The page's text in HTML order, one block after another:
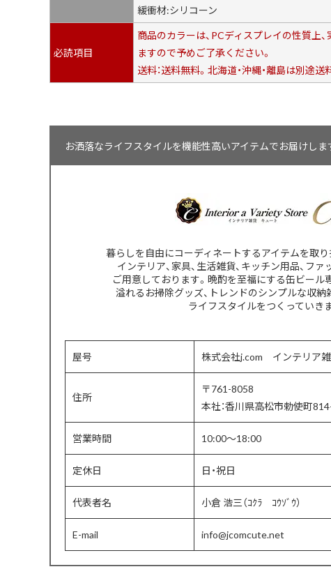
緩衝材:シリコーン
必読項目
商品のカラーは、PCディスプレイの性質上
ますので予めご了承ください。
送料：送料無料。北海道・沖縄・離島は別途
お洒落なライフスタイルを機能性高いアイテムでお届けしま
暮らしを自由にコーディネートするアイテムを取
インテリア、家具、生活雑貨、キッチン用品、フ
ご用意しております。晩酌を至福にする缶ビール
溢れるお掃除グッズ、トレンドのシンプルな収
ライフスタイルをつくっていき
屋号 株式会社j.com インテリア
住所
〒761-8058
本社：香川県高松市勅使町
営業時間 10:00〜18:00
定休日 日・祝日
代表者名 小倉 浩三（ｺｸﾗ ｺｳｿﾞｳ）
E-mail info@jcomcute.net